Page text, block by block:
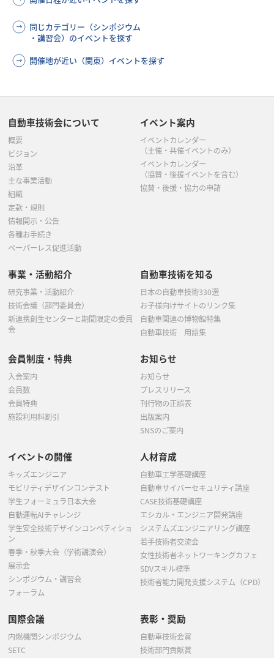
同じカテゴリー（シンポジウム
・講習会）のイベントを探す
開催地が近い（関東）イベントを探す
自動車技術会について
概要
ビジョン
沿革
主な事業活動
組織
定款・規則
情報開示・公告
各種お手続き
ペーパーレス促進活動
イベント案内
イベントカレンダー
（主催・共催イベントのみ）
イベントカレンダー
（協賛・後援イベントを含む）
協賛・後援・協力の申請
事業・活動紹介
研究事業・活動紹介
技術会議（部門委員会）
新連携創生センターと期間限定の委員
会
自動車技術を知る
日本の自動車技術330選
お子様向けサイトのリンク集
自動車関連の博物館特集
自動車技術 用語集
会員制度・特典
入会案内
会員数
会員特典
施設利用料割引
お知らせ
お知らせ
プレスリリース
刊行物の正誤表
出版案内
SNSのご案内
イベントの開催
キッズエンジニア
モビリティデザインコンテスト
学生フォーミュラ日本大会
自動運転AIチャレンジ
学生安全技術デザインコンペティショ
ン
春季・秋季大会（学術講演会）
展示会
シンポジウム・講習会
フォーラム
人材育成
自動車工学基礎講座
自動車サイバーセキュリティ講座
CASE技術基礎講座
エシカル・エンジニア開発講座
システムズエンジニアリング講座
若手技術者交流会
女性技術者ネットワーキングカフェ
SDVスキル標準
技術者能力開発支援システム（CPD）
国際会議
内燃機関シンポジウム
SETC
表彰・奨励
自動車技術会賞
技術部門貢献賞